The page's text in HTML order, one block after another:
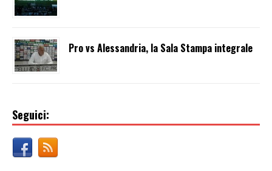
Pro vs Alessandria, la Sala Stampa integrale
Seguici: